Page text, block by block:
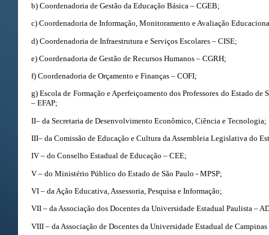
b) Coordenadoria de Gestão da Educação Básica – CGEB;
c) Coordenadoria de Informação, Monitoramento e Avaliação
d) Coordenadoria de Infraestrutura e Serviços Escolares – CISE;
e) Coordenadoria de Gestão de Recursos Humanos – CGRH;
f) Coordenadoria de Orçamento e Finanças – COFI;
g) Escola de Formação e Aperfeiçoamento dos Professores do Estado de
– EFAP;
II– da Secretaria de Desenvolvimento Econômico, Ciência e Tecnologia;
III– da Comissão de Educação e Cultura da Assembleia Legislativa do
IV – do Conselho Estadual de Educação – CEE;
V – do Ministério Público do Estado de São Paulo - MPSP;
VI – da Ação Educativa, Assessoria, Pesquisa e Informação;
VII – da Associação dos Docentes da Universidade Estadual Paulista –
VIII – da Associação de Docentes da Universidade Estadual de